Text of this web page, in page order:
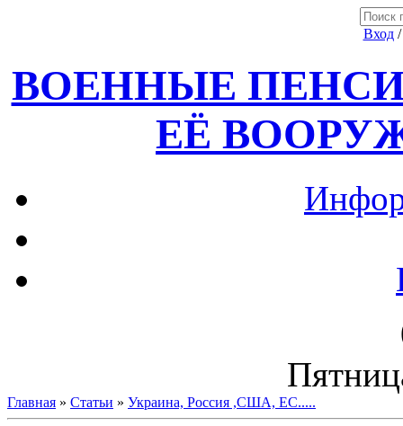
Вход
ВОЕННЫЕ
ЕЁ
Главная » Статьи » Украина, Россия ,США, ЕС.....